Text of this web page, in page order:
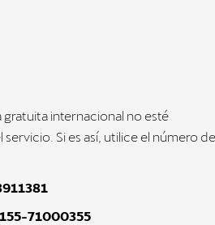
internacional no esté
Si es así, utilice el número de
71000355